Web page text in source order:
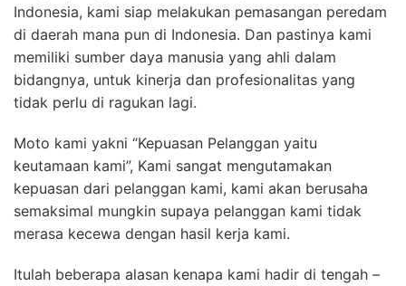
Indonesia, kami siap melakukan pemasangan peredam
di daerah mana pun di Indonesia. Dan pastinya kami
memiliki sumber daya manusia yang ahli dalam
bidangnya, untuk kinerja dan profesionalitas yang
tidak perlu di ragukan lagi.
Moto kami yakni “Kepuasan Pelanggan yaitu
keutamaan kami”, Kami sangat mengutamakan
kepuasan dari pelanggan kami, kami akan berusaha
semaksimal mungkin supaya pelanggan kami tidak
merasa kecewa dengan hasil kerja kami.
Itulah beberapa alasan kenapa kami hadir di tengah –